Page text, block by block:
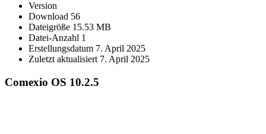
Version
Download 56
Dateigröße 15.53 MB
Datei-Anzahl 1
Erstellungsdatum 7. April 2025
Zuletzt aktualisiert 7. April 2025
Comexio OS 10.2.5